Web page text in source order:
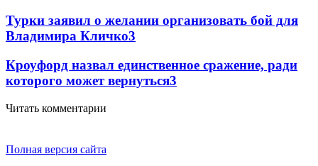
Турки заявил о желании организовать бой для
Владимира Кличко3
Кроуфорд назвал единственное сражение, ради
которого может вернуться3
Читать комментарии
Полная версия сайта